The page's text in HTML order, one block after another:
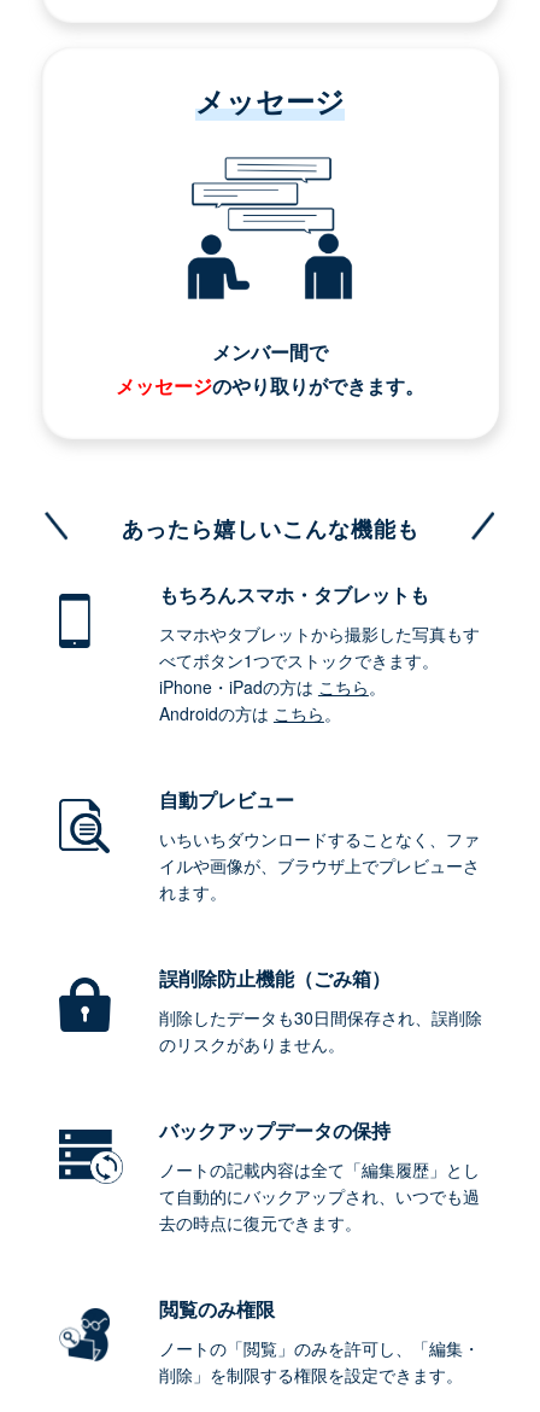
メッセージ
メンバー間で
メッセージのやり取りができます。
あったら嬉しいこんな機能も
もちろんスマホ・タブレットも
スマホやタブレットから撮影した写真もす
べてボタン1つでストックできます。
iPhone・iPadの方は こちら。
Androidの方は こちら。
自動プレビュー
いちいちダウンロードすることなく、ファ
イルや画像が、ブラウザ上でプレビューさ
れます。
誤削除防止機能（ごみ箱）
削除したデータも30日間保存され、誤削除
のリスクがありません。
バックアップデータの保持
ノートの記載内容は全て「編集履歴」とし
て自動的にバックアップされ、いつでも過
去の時点に復元できます。
閲覧のみ権限
ノートの「閲覧」のみを許可し、「編集・
削除」を制限する権限を設定できます。